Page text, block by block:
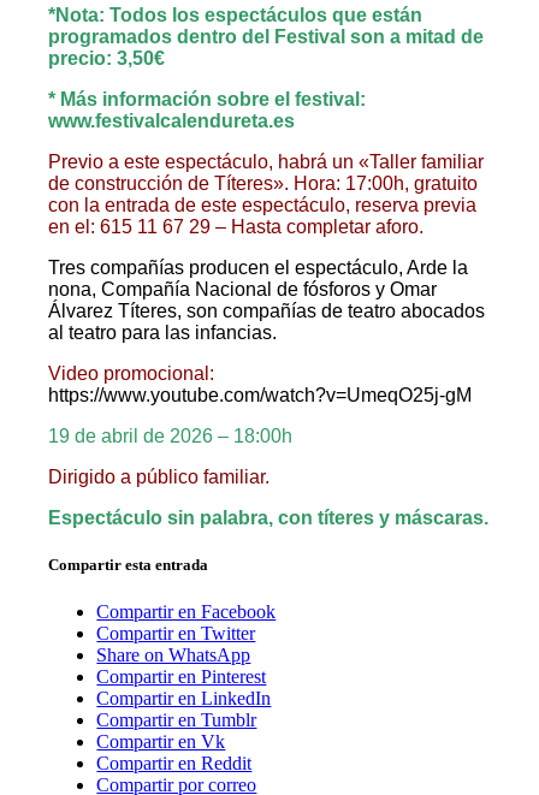
*Nota: Todos los espectáculos que están
programados dentro del Festival son a mitad de
precio: 3,50€
* Más información sobre el festival:
www.festivalcalendureta.es
Previo a este espectáculo, habrá un «Taller familiar
de construcción de Títeres». Hora: 17:00h, gratuito
con la entrada de este espectáculo, reserva previa
en el: 615 11 67 29 – Hasta completar aforo.
Tres compañías producen el espectáculo, Arde la
nona, Compañía Nacional de fósforos y Omar
Álvarez Títeres, son compañías de teatro abocados
al teatro para las infancias.
Video promocional:
https://www.youtube.com/watch?v=UmeqO25j-gM
19 de abril de 2026 – 18:00h
Dirigido a público familiar.
Espectáculo sin palabra, con títeres y máscaras.
Compartir esta entrada
Compartir en Facebook
Compartir en Twitter
Share on WhatsApp
Compartir en Pinterest
Compartir en LinkedIn
Compartir en Tumblr
Compartir en Vk
Compartir en Reddit
Compartir por correo